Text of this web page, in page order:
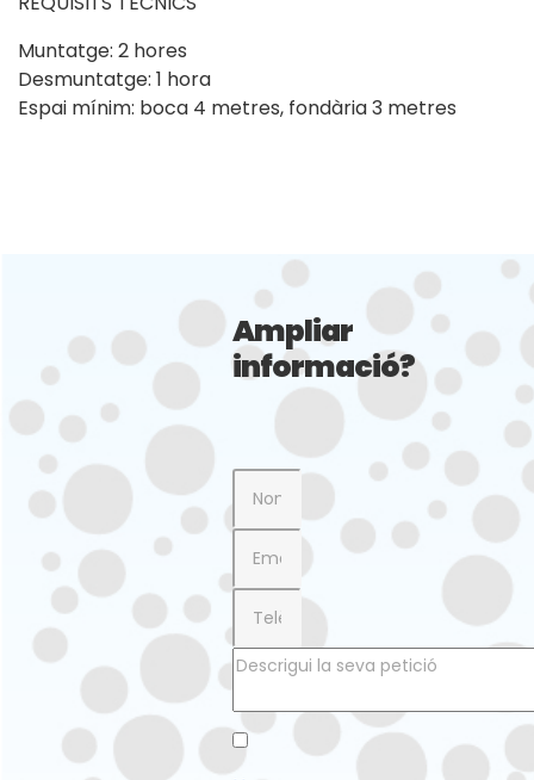
Muntatge: 2 hores
Desmuntatge: 1 hora
Espai mínim: boca 4 metres, fondària 3 metres
Ampliar
informació?